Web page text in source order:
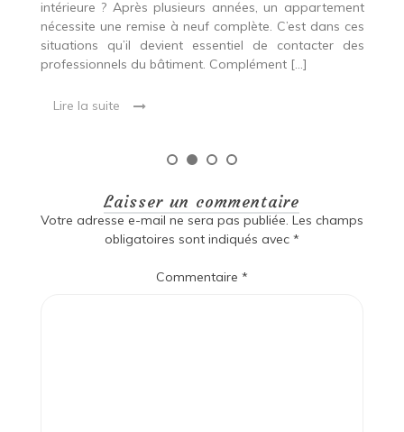
intérieure ? Après plusieurs années, un appartement
nécessite une remise à neuf complète. C’est dans ces
situations qu’il devient essentiel de contacter des
professionnels du bâtiment. Complément […]
Lire la suite
Laisser un commentaire
Votre adresse e-mail ne sera pas publiée. Les champs
obligatoires sont indiqués avec *
Commentaire *